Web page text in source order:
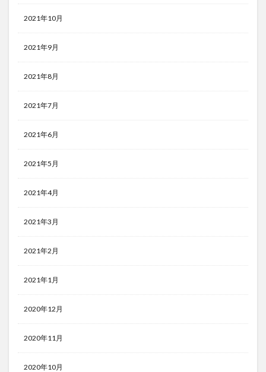
2021年10月
2021年9月
2021年8月
2021年7月
2021年6月
2021年5月
2021年4月
2021年3月
2021年2月
2021年1月
2020年12月
2020年11月
2020年10月